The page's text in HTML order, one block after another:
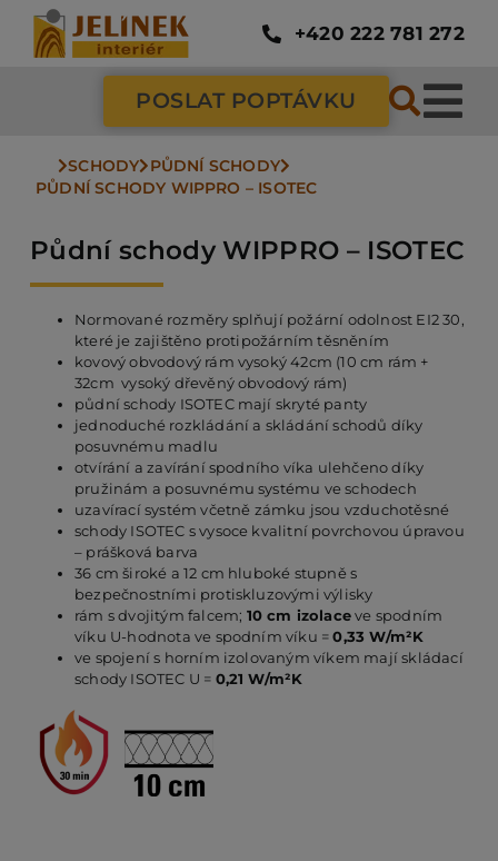
Přeskočit
obsah
+420 222 781 272
POSLAT POPTÁVKU
SCHODY PŮDNÍ SCHODY
PŮDNÍ SCHODY WIPPRO – ISOTEC
Půdní schody WIPPRO – ISOTEC
Normované rozměry splňují požární odolnost EI2 30,
které je zajištěno protipožárním těsněním
kovový obvodový rám vysoký 42cm (10 cm rám +
32cm vysoký dřevěný obvodový rám)
půdní schody ISOTEC mají skryté panty
jednoduché rozkládání a skládání schodů díky
posuvnému madlu
otvírání a zavírání spodního víka ulehčeno díky
pružinám a posuvnému systému ve schodech
uzavírací systém včetně zámku jsou vzduchotěsné
schody ISOTEC s vysoce kvalitní povrchovou úpravou
– prášková barva
36 cm široké a 12 cm hluboké stupně s
bezpečnostními protiskluzovými výlisky
rám s dvojitým falcem; 10 cm izolaceve spodním
víku U-hodnota ve spodním víku =0,33 W/m²K
ve spojení s horním izolovaným víkem mají skládací
schody ISOTEC U = 0,21 W/m²K